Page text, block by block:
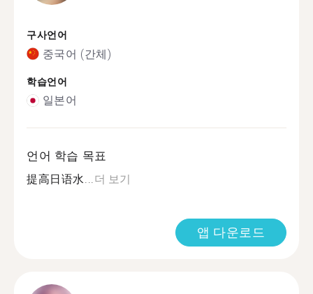
구사언어
중국어 (간체)
학습언어
일본어
언어 학습 목표
提高日语水...더 보기
앱 다운로드